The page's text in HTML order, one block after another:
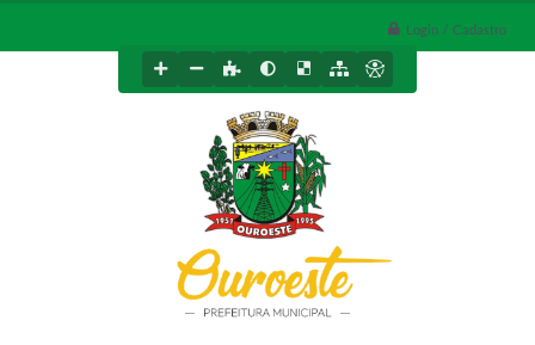
Login / Cadastro